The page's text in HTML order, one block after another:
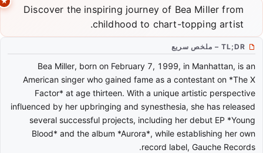
Discover the inspiring journey of Bea Miller from
childhood to chart-topping artist.
TL;DR – ملخص سريع
Bea Miller, born on February 7, 1999, in Manhattan, is an
American singer who gained fame as a contestant on *The X
Factor* at age thirteen. With a unique artistic perspective
influenced by her upbringing and synesthesia, she has released
several successful projects, including her debut EP *Young
Blood* and the album *Aurora*, while establishing her own
record label, Gauche Records.